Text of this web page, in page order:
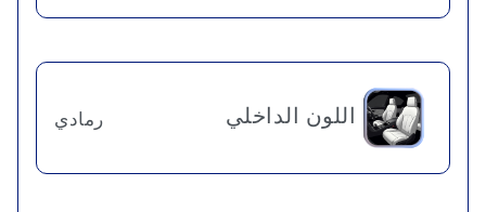
اللون الداخلي رمادي